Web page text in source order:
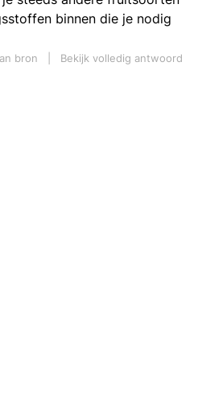
binnen die je nodig
bron
Bekijk volledig antwoord